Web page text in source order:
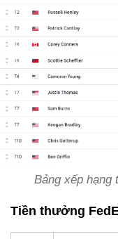
Bảng xếp hạng
Tiền thưởng